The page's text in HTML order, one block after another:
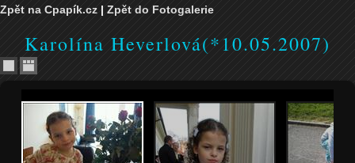
Zpět na Cpapík.cz | Zpět do Fotogalerie
Karolína Heverlová(*10.05.2007)